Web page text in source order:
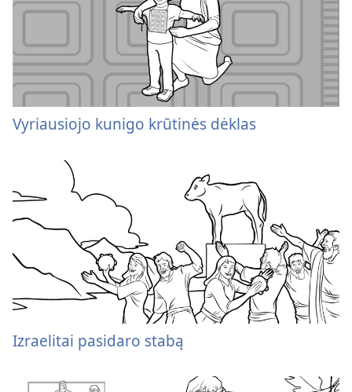
Vyriausiojo kunigo krūtinės dėklas
Izraelitai pasidaro stabą